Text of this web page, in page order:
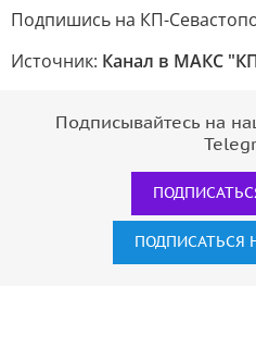
Подпишись на КП-
Источник: Канал в МАКС
Подписывайтесь на
ПОДПИСАТЬСЯ